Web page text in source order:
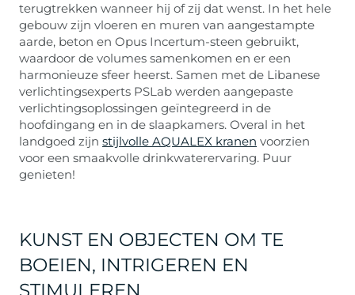
terugtrekken wanneer hij of zij dat wenst. In het hele
gebouw zijn vloeren en muren van aangestampte
aarde, beton en Opus Incertum-steen gebruikt,
waardoor de volumes samenkomen en er een
harmonieuze sfeer heerst. Samen met de Libanese
verlichtingsexperts PSLab werden aangepaste
verlichtingsoplossingen geïntegreerd in de
hoofdingang en in de slaapkamers. Overal in het
landgoed zijn stijlvolle AQUALEX kranen voorzien
voor een smaakvolle drinkwaterervaring. Puur
genieten!
KUNST EN OBJECTEN OM TE
BOEIEN, INTRIGEREN EN
STIMULEREN